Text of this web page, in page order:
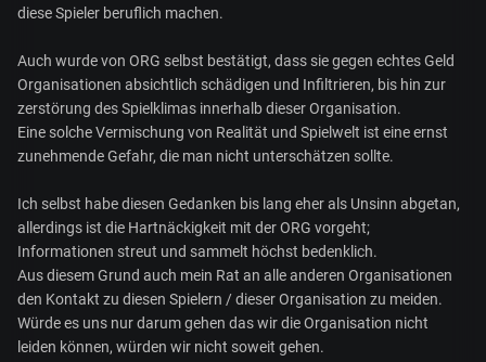
diese Spieler beruflich machen.
Auch wurde von ORG selbst bestätigt, dass sie gegen echtes Geld
Organisationen absichtlich schädigen und Infiltrieren, bis hin zur
zerstörung des Spielklimas innerhalb dieser Organisation.
Eine solche Vermischung von Realität und Spielwelt ist eine ernst
zunehmende Gefahr, die man nicht unterschätzen sollte.
Ich selbst habe diesen Gedanken bis lang eher als Unsinn abgetan,
allerdings ist die Hartnäckigkeit mit der ORG vorgeht;
Informationen streut und sammelt höchst bedenklich.
Aus diesem Grund auch mein Rat an alle anderen Organisationen
den Kontakt zu diesen Spielern / dieser Organisation zu meiden.
Würde es uns nur darum gehen das wir die Organisation nicht
leiden können, würden wir nicht soweit gehen.